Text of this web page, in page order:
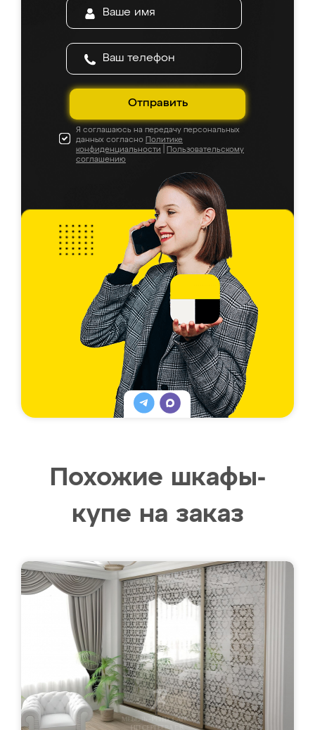
Отправить
Я соглашаюсь на передачу персональных
данных согласно Политике
конфиденциальности
Пользовательскому
соглашению
Похожие шкафы-
купе на заказ